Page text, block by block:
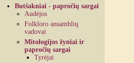
Butšakniai - papročių sargai
Audėjos
Folkloro ansamblių
vadovai
Mitologijos žyniai ir
papročių sargai
Tyrėjai